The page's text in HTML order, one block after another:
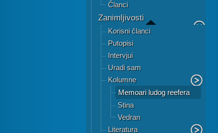
Članci
Zanimljivosti
Korisni članci
Putopisi
Intervjui
Uradi sam
Kolumne
Memoari ludog reefera
Stina
Vedran
Literatura